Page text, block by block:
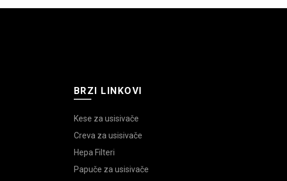
BRZI LINKOVI
Kese za usisivače
Creva za usisivače
Hepa Filteri
Papuče za usisivače